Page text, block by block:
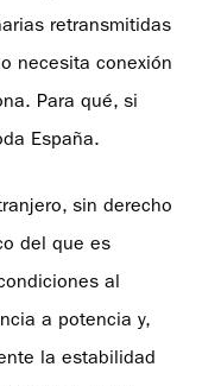
retransmitidas
necesita conexión
Para qué, si
España.
sin derecho
del que es
al
a potencia y,
la estabilidad